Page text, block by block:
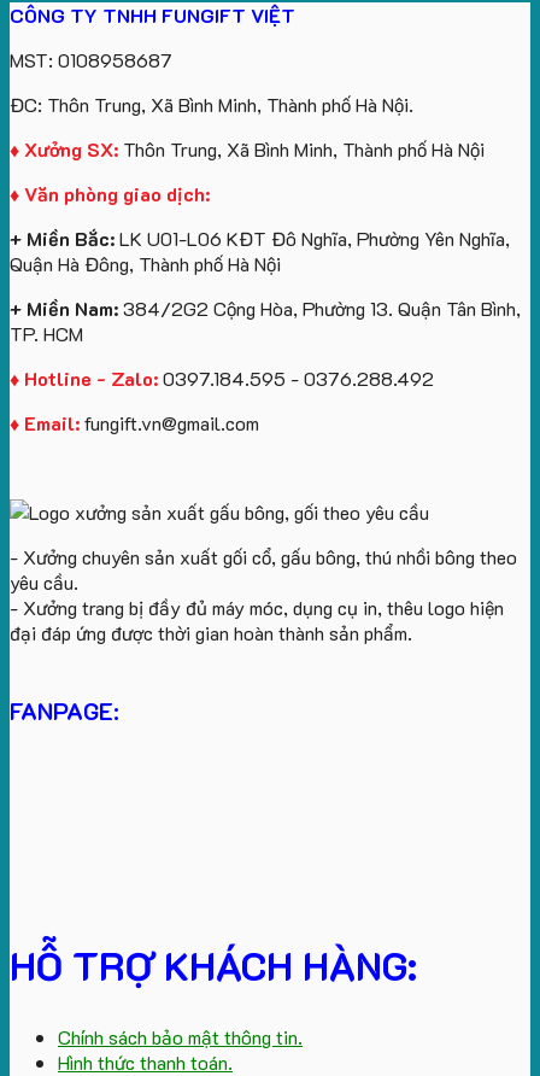
Lữ
Hành
Trung
tâm
KEO
lớn
ấn
cầu
túi
logo
Vinhomes
Royal
số
lớn
Group
quà
tặng
CÔNG TY TNHH FUNGIFT VIỆT
MST: 0108958687
ĐC: Thôn Trung, Xã Bình Minh, Thành phố Hà Nội.
♦ Xưởng SX: Thôn Trung, Xã Bình Minh, Thành phố Hà Nội
♦ Văn phòng giao dịch:
+ Miền Bắc:LK U01-L06 KĐT Đô Nghĩa, Phường Yên Nghĩa,
Quận Hà Đông, Thành phố Hà Nội
+ Miền Nam:384/2G2 Cộng Hòa, Phường 13. Quận Tân Bình,
TP. HCM
♦ Hotline - Zalo:0397.184.595 - 0376.288.492
♦ Email:fungift.vn@gmail.com
- Xưởng chuyên sản xuất gối cổ, gấu bông, thú nhồi bông theo
yêu cầu.
- Xưởng trang bị đầy đủ máy móc, dụng cụ in, thêu logo hiện
đại đáp ứng được thời gian hoàn thành sản phẩm.
FANPAGE:
HỖ TRỢ KHÁCH HÀNG:
Chính sách bảo mật thông tin.
Hình thức thanh toán.